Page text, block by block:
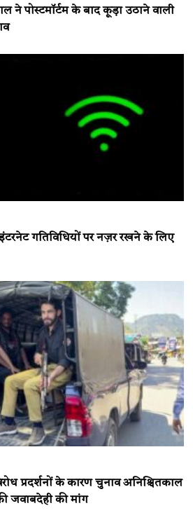
ने पोस्टमॉर्टम के बाद कूड़ा उठाने वाली
गतिविधियों पर नज़र रखने के लिए
प्रदर्शनों के कारण चुनाव अनिश्चितकाल
जवाबदेही की मांग